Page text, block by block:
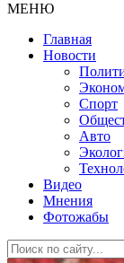
МЕНЮ
Главная
Новости
Спорт
Авто
Видео
Мнения
Фотожабы